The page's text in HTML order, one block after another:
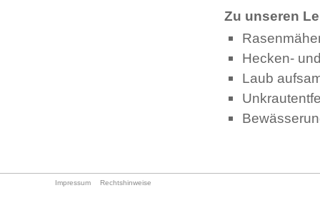
Zu unseren
Hecken-
Laub
Impressum Rechtshinweise